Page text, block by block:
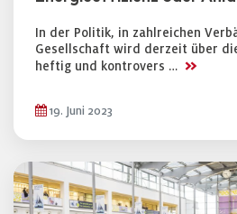
In der Politik, in zahlreichen
Gesellschaft wird derzeit über
heftig und kontrovers … >>
19. Juni 2023